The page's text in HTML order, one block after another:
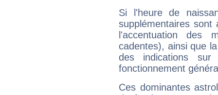
Si l'heure de
supplémentaires sont
l'accentuation des
cadentes), ainsi que
des indications sur
fonctionnement
Ces dominantes